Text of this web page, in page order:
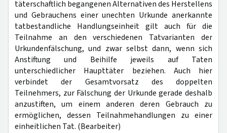
täterschaftlich begangenen Alternativen des Herstellens
und Gebrauchens einer unechten Urkunde anerkannte
tatbestandliche Handlungseinheit gilt auch für die
Teilnahme an den verschiedenen Tatvarianten der
Urkundenfälschung, und zwar selbst dann, wenn sich
Anstiftung und Beihilfe jeweils auf Taten
unterschiedlicher Haupttäter beziehen. Auch hier
verbindet der Gesamtvorsatz des doppelten
Teilnehmers, zur Fälschung der Urkunde gerade deshalb
anzustiften, um einem anderen deren Gebrauch zu
ermöglichen, dessen Teilnahmehandlungen zu einer
einheitlichen Tat. (Bearbeiter)